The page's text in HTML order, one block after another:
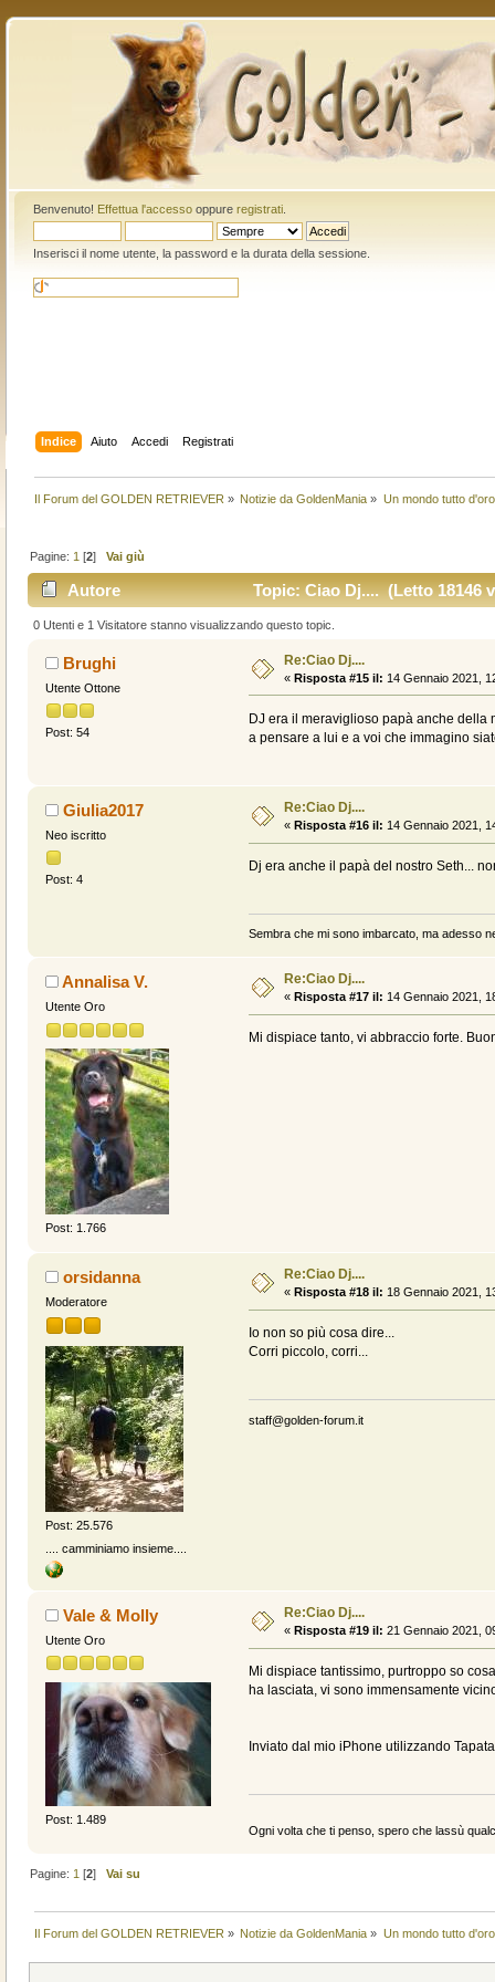
Benvenuto! Effettua l'accessooppure registrati.
Inserisci il nome utente, la password e la durata della sessione.
Indice Aiuto Accedi Registrati
Il Forum del GOLDEN RETRIEVER » Notizie da GoldenMania » Un mondo tutto
Pagine: 1 [2]Vai giù
Autore Topic: Ciao Dj.... (Letto 18146
0 Utenti e 1 Visitatore stanno visualizzando questo topic.
Brughi
Utente Ottone
Post: 54
Re:Ciao Dj....
« Risposta #15 il: 14 Gennaio 2021,
DJ era il meraviglioso papà anche della
a pensare a lui e a voi che immagino
Giulia2017
Neo iscritto
Post: 4
Re:Ciao Dj....
« Risposta #16 il: 14 Gennaio 2021,
Dj era anche il papà del nostro Seth...
Sembra che mi sono imbarcato, ma adesso
Annalisa V.
Utente Oro
Post: 1.766
Re:Ciao Dj....
« Risposta #17 il: 14 Gennaio 2021,
Mi dispiace tanto, vi abbraccio forte.
orsidanna
Moderatore
Post: 25.576
.... camminiamo insieme....
Re:Ciao Dj....
« Risposta #18 il: 18 Gennaio 2021,
Io non so più cosa dire...
Corri piccolo, corri...
staff@golden-forum.it
Vale & Molly
Utente Oro
Post: 1.489
Re:Ciao Dj....
« Risposta #19 il: 21 Gennaio 2021,
Mi dispiace tantissimo, purtroppo so
ha lasciata, vi sono immensamente
Inviato dal mio iPhone utilizzando
Ogni volta che ti penso, spero che lassù
Pagine: 1 [2]Vai su
Il Forum del GOLDEN RETRIEVER » Notizie da GoldenMania » Un mondo tutto